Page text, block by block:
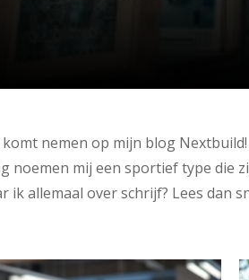
nemen op mijn blog
noemen mij een sportief type die
ik allemaal over schrijf? Lees dan